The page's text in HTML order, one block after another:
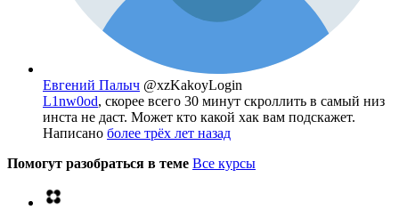
Евгений Палыч @xzKakoyLogin
L1nw0od, скорее всего 30 минут скроллить в самый низ
инста не даст. Может кто какой хак вам подскажет.
Написано более трёх лет назад
Помогут разобраться в теме Все курсы